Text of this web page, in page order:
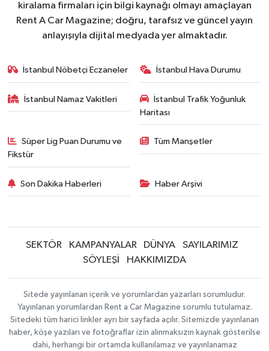
kiralama firmaları için bilgi kaynağı olmayı amaçlayan
Rent A Car Magazine; doğru, tarafsız ve güncel yayın
anlayışıyla dijital medyada yer almaktadır.
İstanbul Nöbetçi Eczaneler İstanbul Hava Durumu
İstanbul Namaz Vakitleri
İstanbul Trafik Yoğunluk
Haritası
Süper Lig Puan Durumu ve
Fikstür
Tüm Manşetler
Son Dakika Haberleri Haber Arşivi
SEKTÖR KAMPANYALAR DÜNYA
SAYILARIMIZ
SÖYLEŞİ
HAKKIMIZDA
Sitede yayınlanan içerik ve yorumlardan yazarları sorumludur.
Yayınlanan yorumlardan Rent a Car Magazine sorumlu tutulamaz.
Sitedeki tüm harici linkler ayrı bir sayfada açılır. Sitemizde yayınlanan
haber, köşe yazıları ve fotoğraflar izin alınmaksızın kaynak gösterilse
dahi, herhangi bir ortamda kullanılamaz ve yayınlanamaz